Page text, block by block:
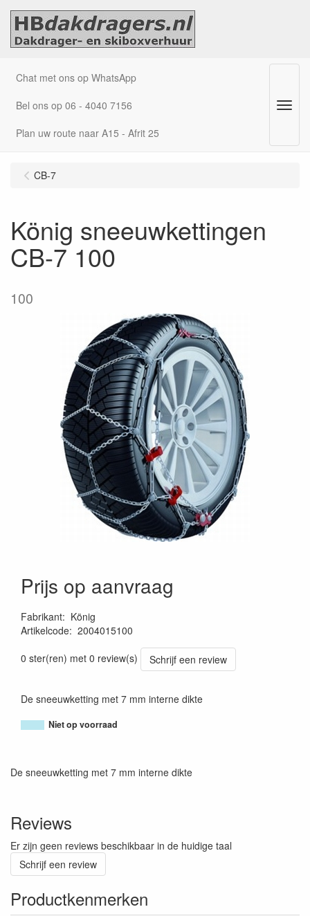
Chat met ons op WhatsApp
Bel ons op 06 - 4040 7156
Plan uw route naar A15 - Afrit 25
Menu
CB-7
König sneeuwkettingen
CB-7 100
100
Prijs op aanvraag
Fabrikant: König
Artikelcode: 2004015100
0 ster(ren) met 0 review(s)
Schrijf een review
De sneeuwketting met 7 mm interne dikte
Niet op voorraad
De sneeuwketting met 7 mm interne dikte
Reviews
Er zijn geen reviews beschikbaar in de huidige taal
Schrijf een review
Productkenmerken